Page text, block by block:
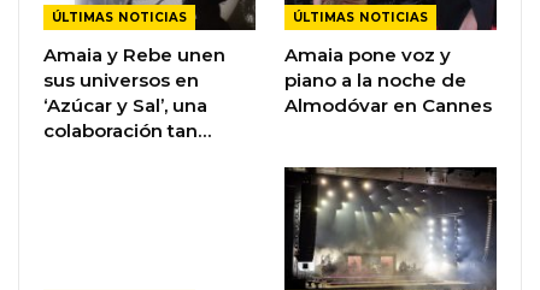
ÚLTIMAS NOTICIAS
Amaia y Rebe unen
sus universos en
‘Azúcar y Sal’, una
colaboración tan…
ÚLTIMAS NOTICIAS
Amaia pone voz y
piano a la noche de
Almodóvar en Cannes